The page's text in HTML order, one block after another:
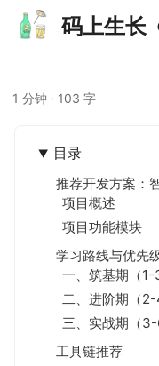
码上生长
1 分钟 · 103 字
目录
推荐开发方案：
项目概述
项目功能模块
学习路线与优先
一、筑基期（1-
二、进阶期（2-
三、实战期（3-
工具链推荐